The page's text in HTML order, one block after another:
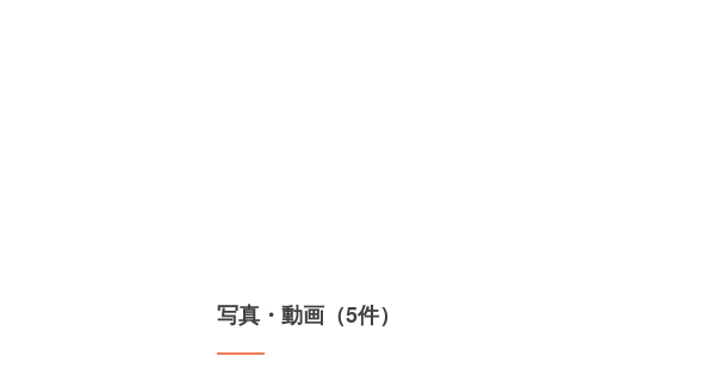
写真・動画（5件）